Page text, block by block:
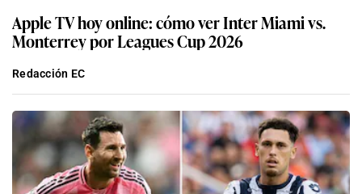
Apple TV hoy online: cómo ver Inter Miami vs.
Monterrey por Leagues Cup 2026
Redacción EC